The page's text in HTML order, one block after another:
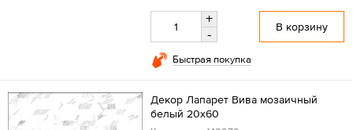
+
-
В корзину
Быстрая покупка
Декор Лапарет Вива мозаичный
белый 20x60